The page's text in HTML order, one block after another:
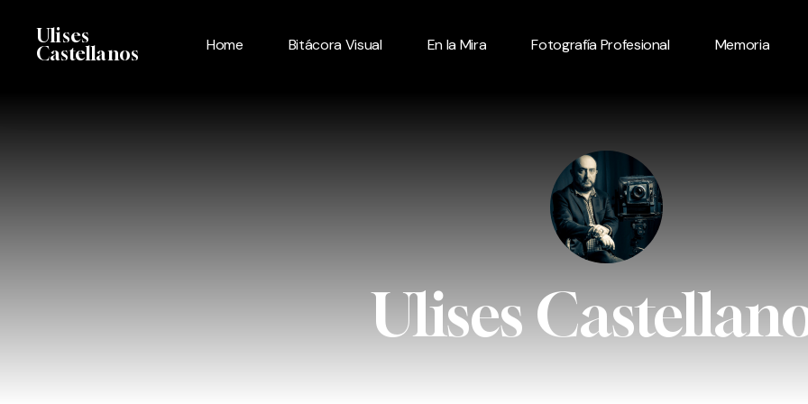
Ulises
Castellanos
Home Bitácora Visual En la Mira Fotografía Profesional Memoria
Ulises